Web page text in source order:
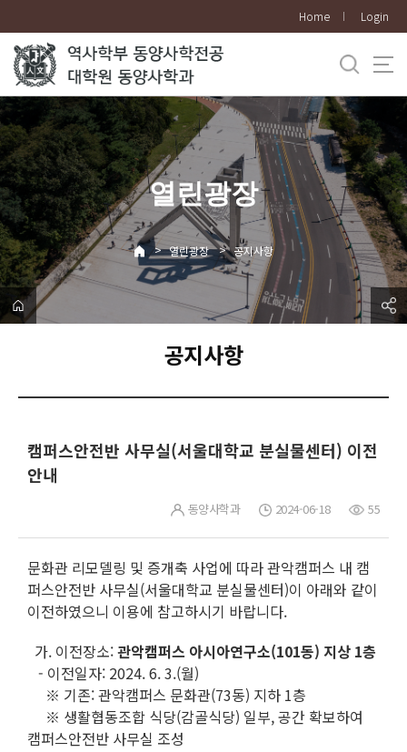
로
메
뉴
Home Login
열린광장
> 열린광장 > 공지사항
공지사항
캠퍼스안전반 사무실(서울대학교 분실물센터) 이전
안내
동양사학과 2024-06-18 55
문화관 리모델링 및 증개축 사업에 따라 관악캠퍼스 내 캠
퍼스안전반 사무실(서울대학교 분실물센터)이 아래와 같이
이전하였으니 이용에 참고하시기 바랍니다.
가. 이전장소:관악캠퍼스 아시아연구소(101동) 지상 1층
- 이전일자: 2024. 6. 3.(월)
※ 기존: 관악캠퍼스 문화관(73동) 지하 1층
※ 생활협동조합 식당(감골식당) 일부, 공간 확보하여
캠퍼스안전반 사무실 조성